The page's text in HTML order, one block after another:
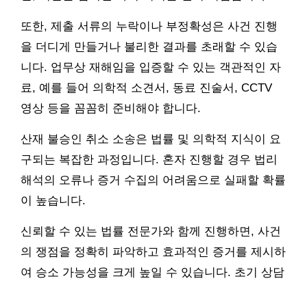
또한, 제출 서류의 누락이나 부정확성은 사건 진행
을 더디게 만들거나 불리한 결과를 초래할 수 있습
니다. 업무상 재해임을 입증할 수 있는 객관적인 자
료, 예를 들어 의학적 소견서, 동료 진술서, CCTV
영상 등을 꼼꼼히 준비해야 합니다.
산재 불승인 취소 소송은 법률 및 의학적 지식이 요
구되는 복잡한 과정입니다. 혼자 진행할 경우 법리
해석의 오류나 증거 수집의 어려움으로 실패할 확률
이 높습니다.
신뢰할 수 있는 법률 전문가와 함께 진행하면, 사건
의 쟁점을 정확히 파악하고 효과적인 증거를 제시하
여 승소 가능성을 크게 높일 수 있습니다. 초기 상담